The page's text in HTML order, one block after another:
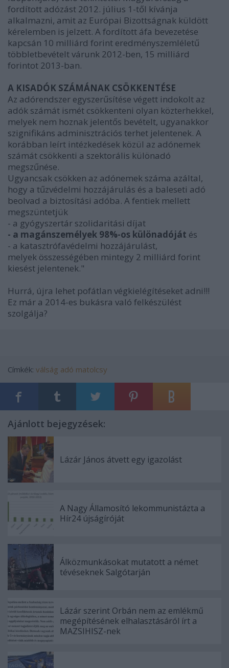
fordított adózást 2012. július 1-től kívánja
alkalmazni, amit az Európai Bizottságnak küldött
kérelemben is jelzett. A fordított áfa bevezetése
kapcsán 10 milliárd forint eredményszemléletű
többletbevételt várunk 2012-ben, 15 milliárd
forintot 2013-ban.
A KISADÓK SZÁMÁNAK CSÖKKENTÉSE
Az adórendszer egyszerűsítése végett indokolt az
adók számát ismét csökkenteni olyan közterhekkel,
melyek nem hoznak jelentős bevételt, ugyanakkor
szignifikáns adminisztrációs terhet jelentenek. A
korábban leírt intézkedések közül az adónemek
számát csökkenti a szektorális különadó
megszűnése.
Ugyancsak csökken az adónemek száma azáltal,
hogy a tűzvédelmi hozzájárulás és a baleseti adó
beolvad a biztosítási adóba. A fentiek mellett
megszüntetjük
- a gyógyszertár szolidaritási díjat
- a magánszemélyek 98%-os különadóját és
- a katasztrófavédelmi hozzájárulást,
melyek összességében mintegy 2 milliárd forint
kiesést jelentenek."
Hurrá, újra lehet pofátlan végkielégítéseket adni!!!
Ez már a 2014-es bukásra való felkészülést
szolgálja?
Címkék: válság adó matolcsy
Ajánlott bejegyzések:
Lázár János átvett egy igazolást
A Nagy Államosító lekommunistázta a
Hír24 újságíróját
Álközmunkásokat mutatott a német
tévéseknek Salgótarján
Lázár szerint Orbán nem az emlékmű
megépítésének elhalasztásáról írt a
MAZSIHISZ-nek